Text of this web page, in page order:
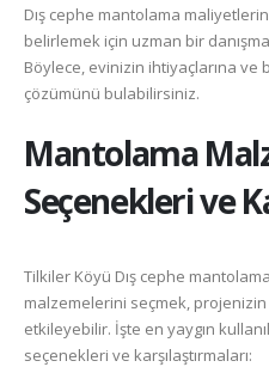
Dış cephe mantolama
belirlemek için uzman bir
Böylece, evinizin ihtiyaçlarına
çözümünü bulabilirsiniz.
Mantolama
Seçenekleri ve
Tilkiler Köyü Dış cephe
malzemelerini seçmek, projenizin
etkileyebilir. İşte en yaygın
seçenekleri ve karşılaştırmaları: